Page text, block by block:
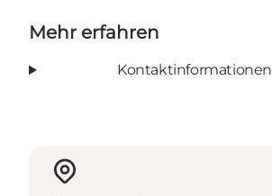
Mehr erfahren
Kontaktinformationen